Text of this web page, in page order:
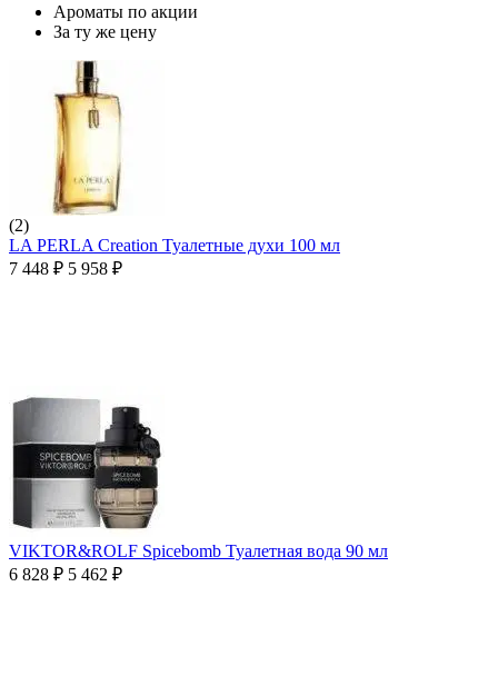
Ароматы по акции
За ту же цену
(2)
LA PERLA Creation Туалетные духи 100 мл
7 448 ₽ 5 958 ₽
VIKTOR&ROLF Spicebomb Туалетная вода 90 мл
6 828 ₽ 5 462 ₽